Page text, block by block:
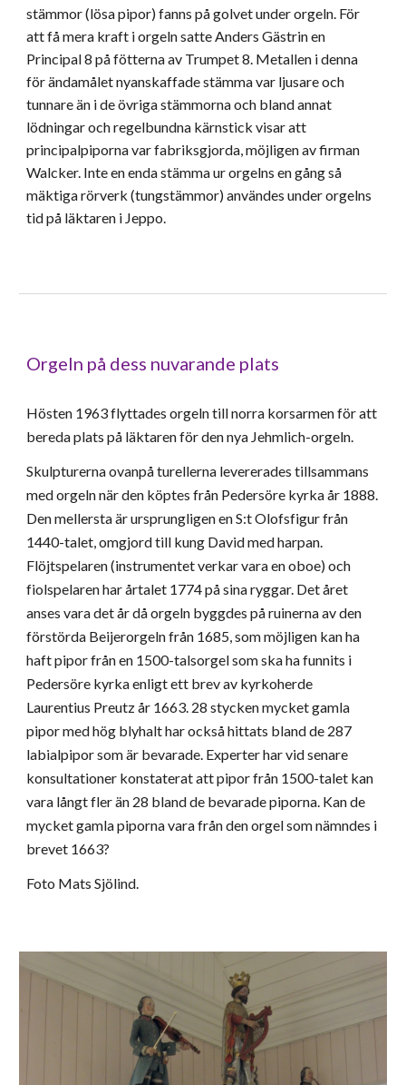
stämmor (lösa pipor) fanns på golvet under orgeln. För
att få mera kraft i orgeln satte Anders Gästrin en
Principal 8 på fötterna av Trumpet 8. Metallen i denna
för ändamålet nyanskaffade stämma var ljusare och
tunnare än i de övriga stämmorna och bland annat
lödningar och regelbundna kärnstick visar att
principalpiporna var fabriksgjorda, möjligen av firman
Walcker. Inte en endastämma ur orgelns engång så
mäktiga rörverk (tungstämmor)användes under orgelns
tid på läktaren i Jeppo.
Orgeln på dess nuvarande plats
Hösten 1963 flyttades orgeln till norra korsarmen för att
bereda plats på läktaren för den nya Jehmlich-orgeln.
Skulpturerna ovanpå turellerna levererades tillsammans
med orgeln när den köptes från Pedersöre kyrka år 1888.
Den mellersta är ursprungligen en S:t Olofsfigur från
1440-talet, omgjord till kung David med harpan.
Flöjtspelaren (instrumentet verkar vara en oboe) och
fiolspelaren har årtalet 1774 på sina ryggar. Det året
anses vara det år då orgeln byggdes på ruinerna av den
förstörda Beijerorgeln från 1685, som möjligen kan ha
haft pipor från en 1500-talsorgel som ska ha funnits i
Pedersöre kyrka enligt ett brev av kyrkoherde
Laurentius Preutz år 1663. 28 stycken mycket gamla
pipor med hög blyhalt har också hittats bland de 287
labialpipor som är bevarade. Experter har vid senare
konsultationer konstaterat att pipor från 1500-talet kan
vara långt fler än 28 bland de bevarade piporna. Kan de
mycket gamla piporna vara från den orgel som nämndes i
brevet 1663?
Foto Mats Sjölind.